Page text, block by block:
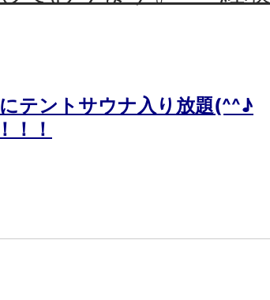
テントサウナ入り放題(^^♪
！！